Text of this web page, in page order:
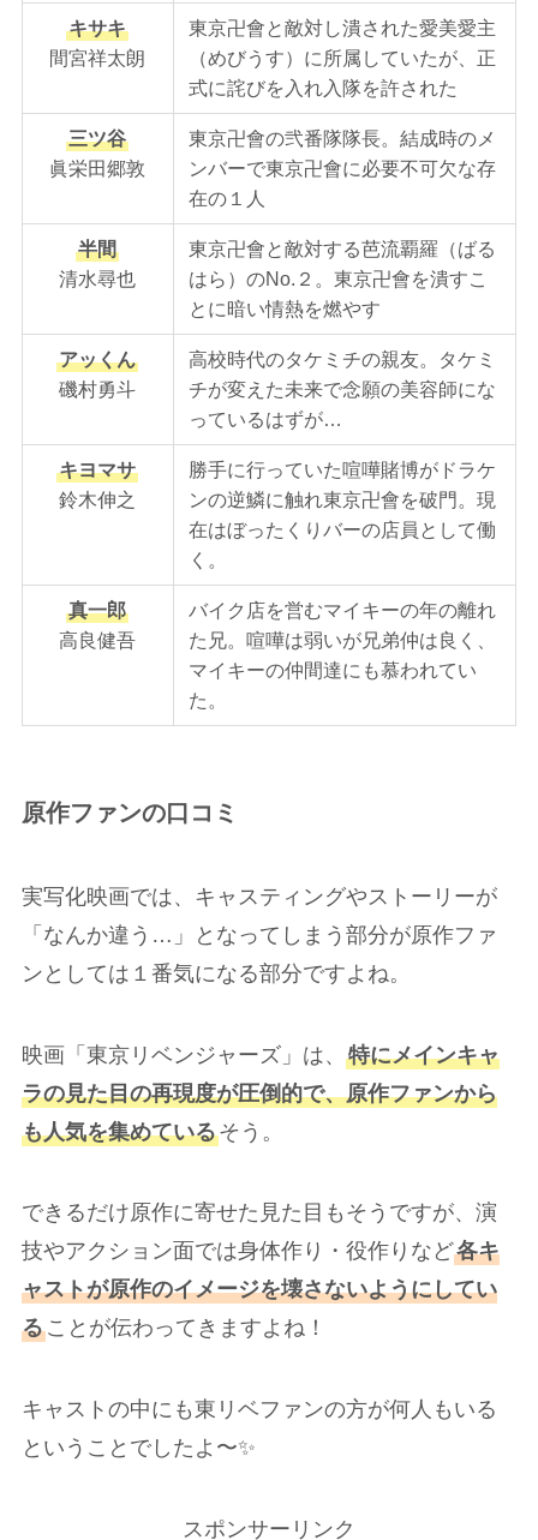
キサキ
間宮祥太朗
東京卍會と敵対し潰された愛美愛主
（めびうす）に所属していたが、正
式に詫びを入れ入隊を許された
三ツ谷
眞栄田郷敦
東京卍會の弐番隊隊長。結成時のメ
ンバーで東京卍會に必要不可欠な存
在の１人
半間
清水尋也
東京卍會と敵対する芭流覇羅（ばる
はら）のNo.２。東京卍會を潰すこ
とに暗い情熱を燃やす
アッくん
磯村勇斗
高校時代のタケミチの親友。タケミ
チが変えた未来で念願の美容師にな
っているはずが…
キヨマサ
鈴木伸之
勝手に行っていた喧嘩賭博がドラケ
ンの逆鱗に触れ東京卍會を破門。現
在はぼったくりバーの店員として働
く。
真一郎
高良健吾
バイク店を営むマイキーの年の離れ
た兄。喧嘩は弱いが兄弟仲は良く、
マイキーの仲間達にも慕われてい
た。
原作ファンの口コミ
実写化映画では、キャスティングやストーリーが
「なんか違う…」となってしまう部分が原作ファ
ンとしては１番気になる部分ですよね。
映画「東京リベンジャーズ」は、 特にメインキャ
ラの見た目の再現度が圧倒的で、原作ファンから
も人気を集めているそう。
できるだけ原作に寄せた見た目もそうですが、演
技やアクション面では身体作り・役作りなど各キ
ャストが原作のイメージを壊さないようにしてい
ることが伝わってきますよね！
キャストの中にも東リベファンの方が何人もいる
ということでしたよ〜✨
スポンサーリンク